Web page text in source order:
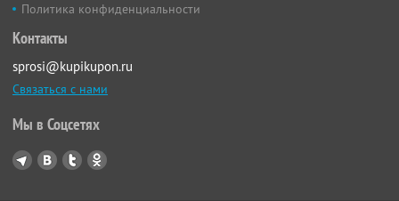
Политика конфиденциальности
Контакты
sprosi@kupikupon.ru
Связаться с нами
Мы в Соцсетях